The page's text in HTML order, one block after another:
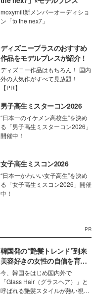
moxymill新メンバーオーディショ
ン「to the nex7」
ディズニープラスのおすすめ
作品をモデルプレスが紹介！
ディズニー作品はもちろん！ 国内
外の人気作がすべて見放題！
【PR】
男子高生ミスターコン2026
“日本一のイケメン高校生”を決め
る「男子高生ミスターコン2026」
開催中！
女子高生ミスコン2026
“日本一かわいい女子高生”を決め
る「女子高生ミスコン2026」開催
中！
PR
韓国発の“艶髪トレンド”到来
美容好きの女性の自信を育む
「ヘアケア事情」って？
今、韓国をはじめ国内外で
「Glass Hair（グラスヘア）」と
呼ばれる艶髪スタイルが熱い視線